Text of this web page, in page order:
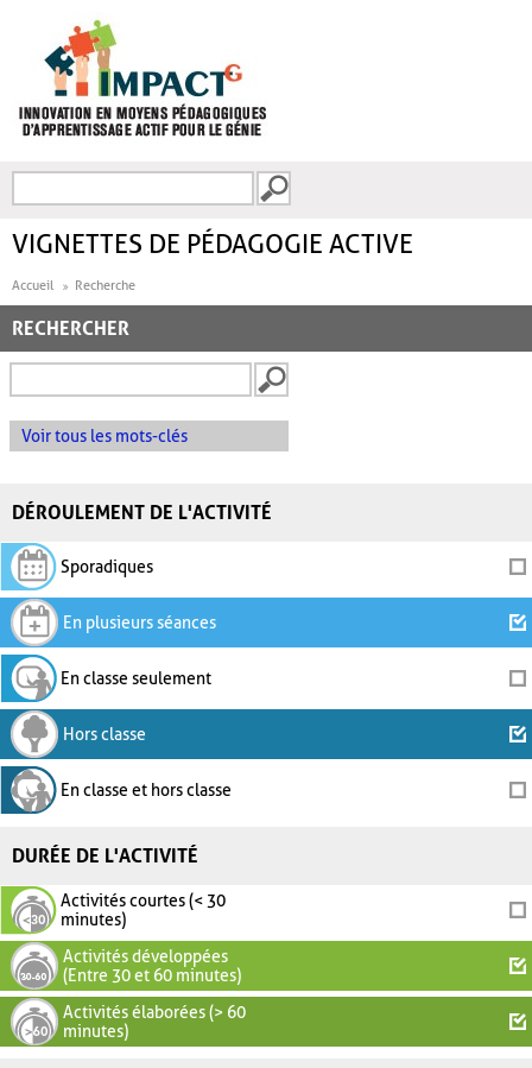
FORMULAIRE DE
VIGNETTES DE PÉDAGOGIE ACTIVE
Accueil Recherche
RECHERCHER
Voir tous les mots-clés
DÉROULEMENT DE L'ACTIVITÉ
Sporadiques
En plusieurs séances
En classe seulement
Hors classe
En classe et hors classe
DURÉE DE L'ACTIVITÉ
Activités courtes (< 30
minutes)
Activités développées
(Entre 30 et 60 minutes)
Activités élaborées (> 60
minutes)